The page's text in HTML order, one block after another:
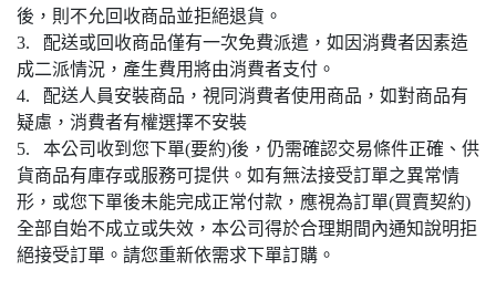
後，則不允回收商品並拒絕退貨。
3. 配送或回收商品僅有一次免費派遣，如因消費者因素造
成二派情況，產生費用將由消費者支付。
4. 配送人員安裝商品，視同消費者使用商品，如對商品有
疑慮，消費者有權選擇不安裝
5. 本公司收到您下單(要約)後，仍需確認交易條件正確、供
貨商品有庫存或服務可提供。如有無法接受訂單之異常情
形，或您下單後未能完成正常付款，應視為訂單(買賣契約)
全部自始不成立或失效，本公司得於合理期間內通知說明拒
絕接受訂單。請您重新依需求下單訂購。